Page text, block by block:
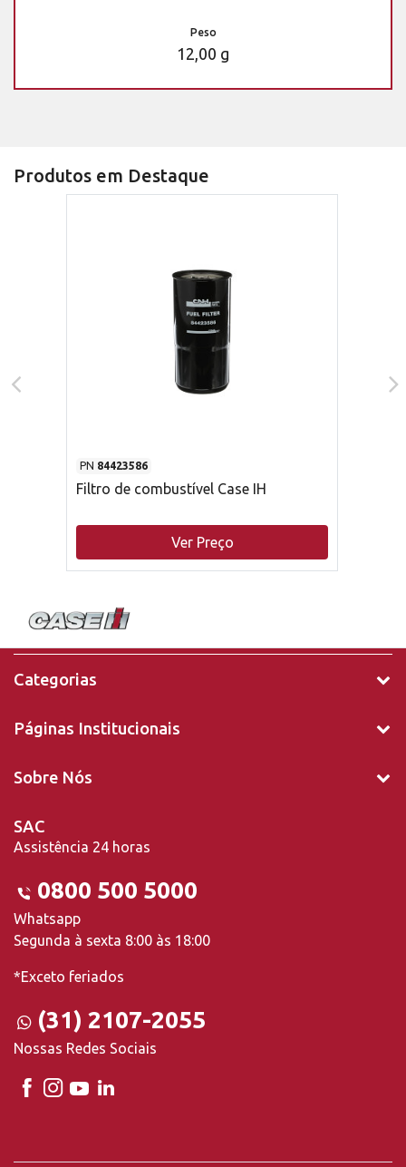
Peso
12,00 g
Produtos em Destaque
PN 84423586
Filtro de combustível Case IH
Ver Preço
Categorias
Páginas Institucionais
Sobre Nós
SAC
Assistência 24 horas
0800 500 5000
Whatsapp
Segunda à sexta 8:00 às 18:00
*Exceto feriados
(31) 2107-2055
Nossas Redes Sociais